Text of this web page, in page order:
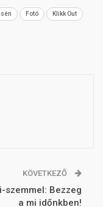
Fotó Klikk Out
KÖVETKEZŐ
szemmel: Bezzeg
a mi időnkben!